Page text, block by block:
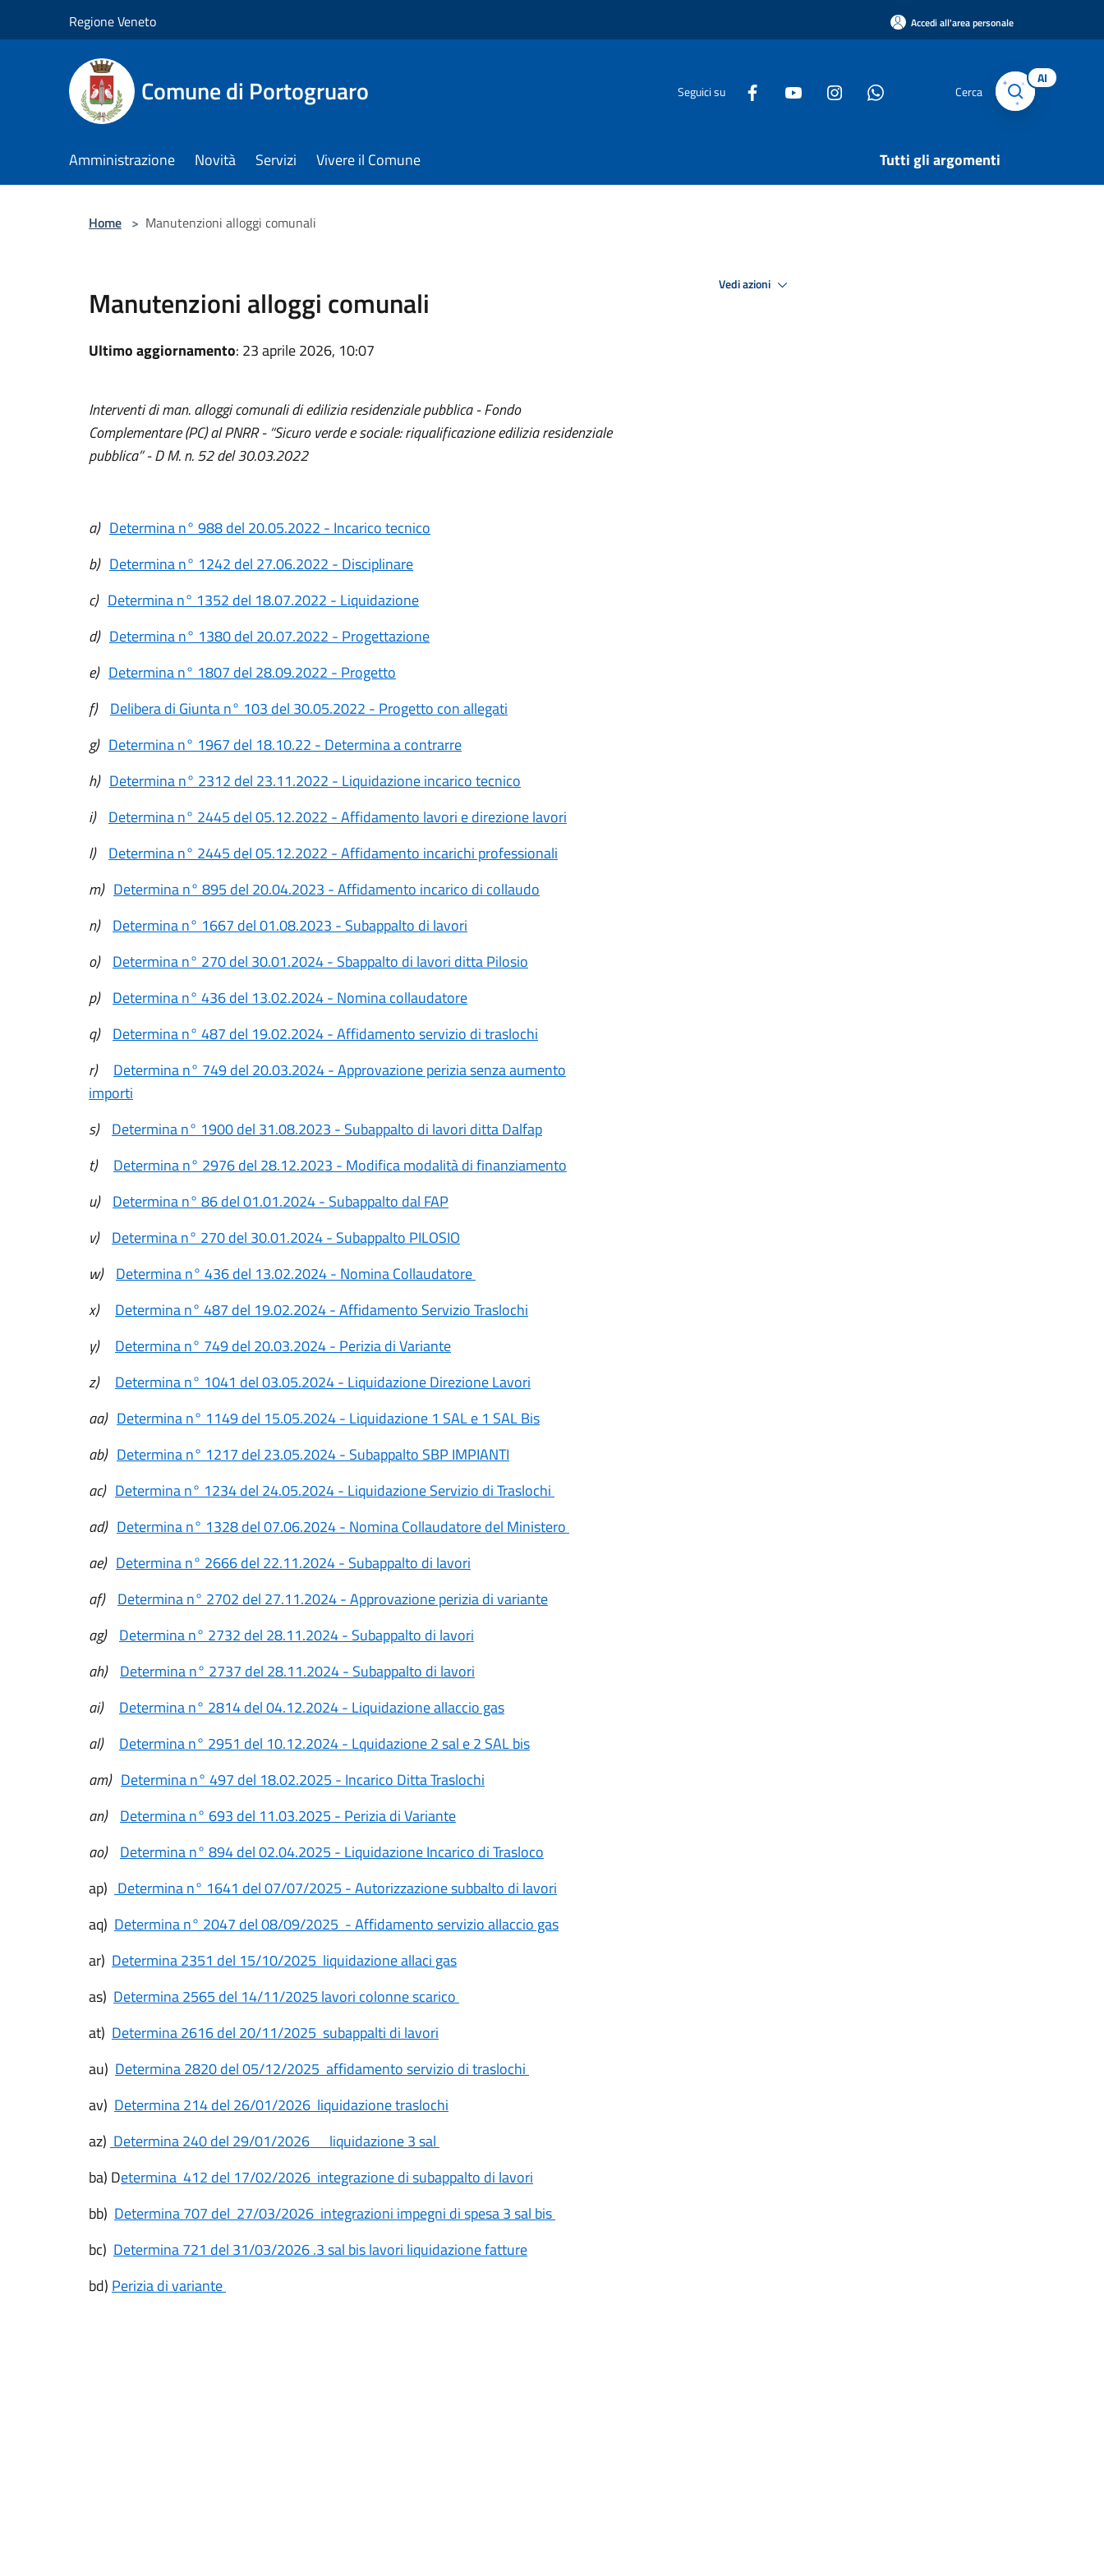
Regione Veneto Accedi all'area personale
Comune di Portogruaro Seguici su Cerca
AI
Amministrazione Novità Servizi Vivere il Comune Tutti gli argomenti
Home > Manutenzioni alloggi comunali
Manutenzioni alloggi comunali
Ultimo aggiornamento: 23 aprile 2026, 10:07
Interventi di man. alloggi comunali di edilizia residenziale pubblica - Fondo
Complementare (PC) al PNRR - “Sicuro verde e sociale: riqualificazione edilizia residenziale
pubblica” - D M. n. 52 del 30.03.2022
a) Determina n° 988 del 20.05.2022 - Incarico tecnico
b) Determina n° 1242 del 27.06.2022 - Disciplinare
c) Determina n° 1352 del 18.07.2022 - Liquidazione
d) Determina n° 1380 del 20.07.2022 - Progettazione
e) Determina n° 1807 del 28.09.2022 - Progetto
f) Delibera di Giunta n° 103 del 30.05.2022 - Progetto con allegati
g) Determina n° 1967 del 18.10.22 - Determina a contrarre
h) Determina n° 2312 del 23.11.2022 - Liquidazione incarico tecnico
i) Determina n° 2445 del 05.12.2022 - Affidamento lavori e direzione lavori
l) Determina n° 2445 del 05.12.2022 - Affidamento incarichi professionali
m) Determina n° 895 del 20.04.2023 - Affidamento incarico di collaudo
n)
Determina n° 1667 del 01.08.2023 - Subappalto di lavori
o)
Determina n° 270 del 30.01.2024 - Sbappalto di lavori ditta Pilosio
p)
Determina n° 436 del 13.02.2024 - Nomina collaudatore
q)
Determina n° 487 del 19.02.2024 - Affidamento servizio di traslochi
r)
Determina n° 749 del 20.03.2024 - Approvazione perizia senza aumento
importi
s) Determina n° 1900 del 31.08.2023 - Subappalto di lavori ditta Dalfap
t)
Determina n° 2976 del 28.12.2023 - Modifica modalità di finanziamento
u) Determina n° 86 del 01.01.2024 - Subappalto dal FAP
v)
Determina n° 270 del 30.01.2024 - Subappalto PILOSIO
w)
Determina n° 436 del 13.02.2024 - Nomina Collaudatore
x)
Determina n° 487 del 19.02.2024 - Affidamento Servizio Traslochi
y)
Determina n° 749 del 20.03.2024 - Perizia di Variante
z)
Determina n° 1041 del 03.05.2024 - Liquidazione Direzione Lavori
aa) Determina n° 1149 del 15.05.2024 - Liquidazione 1 SAL e 1 SAL Bis
ab) Determina n° 1217 del 23.05.2024 - Subappalto SBP IMPIANTI
ac) Determina n° 1234 del 24.05.2024 - Liquidazione Servizio di Traslochi
ad) Determina n° 1328 del 07.06.2024 - Nomina Collaudatore del Ministero
ae) Determina n° 2666 del 22.11.2024 - Subappalto di lavori
af) Determina n° 2702 del 27.11.2024 - Approvazione perizia di variante
ag)
Determina n° 2732 del 28.11.2024 - Subappalto di lavori
ah)
Determina n° 2737 del 28.11.2024 - Subappalto di lavori
ai)
Determina n° 2814 del 04.12.2024 - Liquidazione allaccio gas
al)
Determina n° 2951 del 10.12.2024 - Lquidazione 2 sal e 2 SAL bis
am) Determina n° 497 del 18.02.2025 - Incarico Ditta Traslochi
an) Determina n° 693 del 11.03.2025 - Perizia di Variante
ao)
Determina n° 894 del 02.04.2025 - Liquidazione Incarico di Trasloco
ap) Determina n° 1641 del 07/07/2025 - Autorizzazione subbalto di lavori
aq) Determina n° 2047 del 08/09/2025 - Affidamento servizio allaccio gas
ar) Determina 2351 del 15/10/2025 liquidazione allaci gas
as) Determina 2565 del 14/11/2025 lavori colonne scarico
at) Determina 2616 del 20/11/2025 subappalti di lavori
au) Determina 2820 del 05/12/2025 affidamento servizio di traslochi
av) Determina 214 del 26/01/2026 liquidazione traslochi
az) Determina 240 del 29/01/2026 liquidazione 3 sal
ba) Determina 412 del 17/02/2026 integrazione di subappalto di lavori
bb) Determina 707 del 27/03/2026 integrazioni impegni di spesa 3 sal bis
bc) Determina 721 del 31/03/2026 .3 sal bis lavori liquidazione fatture
bd) Perizia di variante
Vedi azioni